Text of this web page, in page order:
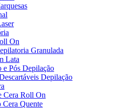
On
Granulada
Lata
e Pós Depilação
Depilação
Cera Roll On
Quente